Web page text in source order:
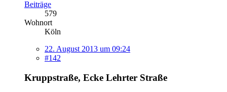
Beiträge
579
Wohnort
Köln
22. August 2013 um 09:24
#142
Kruppstraße, Ecke Lehrter Straße